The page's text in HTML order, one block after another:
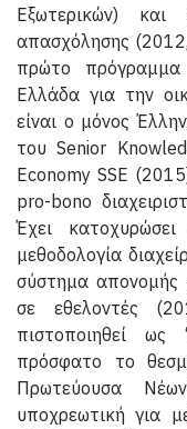
Εξωτερικών)
απασχόλησης
πρώτο πρόγραμμα
Ελλάδα για την
είναι ο μόνος
του Senior
Economy SSE
pro-bono
Έχει
μεθοδολογία
σύστημα απονομής
σε εθελοντές
πιστοποιηθεί ως
πρόσφατο το
Πρωτεύουσα
υποχρεωτική για